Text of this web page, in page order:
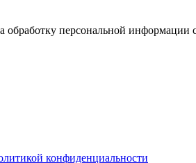
обработку персональной информации
конфиденциальности